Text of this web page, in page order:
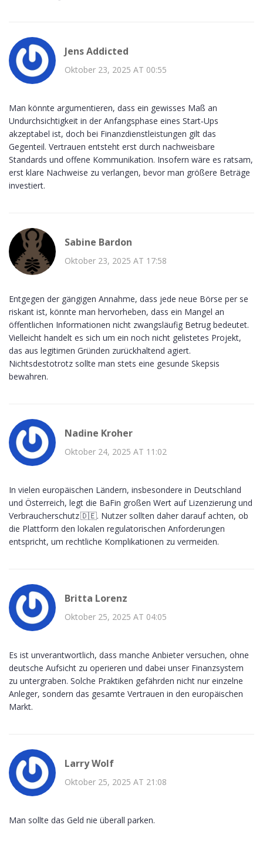
Jens Addicted
Oktober 23, 2025 AT 00:55
Man könnte argumentieren, dass ein gewisses Maß an
Undurchsichtigkeit in der Anfangsphase eines Start‑Ups
akzeptabel ist, doch bei Finanzdienstleistungen gilt das
Gegenteil. Vertrauen entsteht erst durch nachweisbare
Standards und offene Kommunikation. Insofern wäre es ratsam,
erst klare Nachweise zu verlangen, bevor man größere Beträge
investiert.
Sabine Bardon
Oktober 23, 2025 AT 17:58
Entgegen der gängigen Annahme, dass jede neue Börse per se
riskant ist, könnte man hervorheben, dass ein Mangel an
öffentlichen Informationen nicht zwangsläufig Betrug bedeutet.
Vielleicht handelt es sich um ein noch nicht gelistetes Projekt,
das aus legitimen Gründen zurückhaltend agiert.
Nichtsdestotrotz sollte man stets eine gesunde Skepsis
bewahren.
Nadine Kroher
Oktober 24, 2025 AT 11:02
In vielen europäischen Ländern, insbesondere in Deutschland
und Österreich, legt die BaFin großen Wert auf Lizenzierung und
Verbraucherschutz 🇩🇪. Nutzer sollten daher darauf achten, ob
die Plattform den lokalen regulatorischen Anforderungen
entspricht, um rechtliche Komplikationen zu vermeiden.
Britta Lorenz
Oktober 25, 2025 AT 04:05
Es ist unverantwortlich, dass manche Anbieter versuchen, ohne
deutsche Aufsicht zu operieren und dabei unser Finanzsystem
zu untergraben. Solche Praktiken gefährden nicht nur einzelne
Anleger, sondern das gesamte Vertrauen in den europäischen
Markt.
Larry Wolf
Oktober 25, 2025 AT 21:08
Man sollte das Geld nie überall parken.